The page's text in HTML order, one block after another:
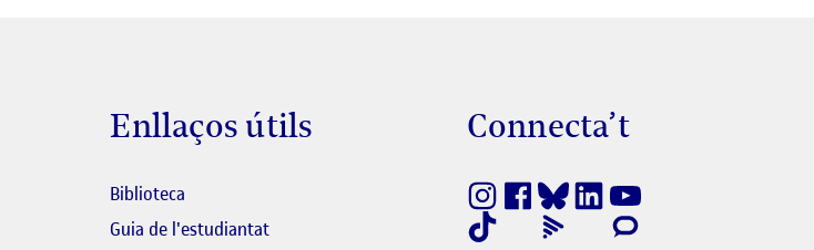
Enllaços útils
Biblioteca
Guia de l'estudiantatEl link s'obre en finestra nova
Connecta’t